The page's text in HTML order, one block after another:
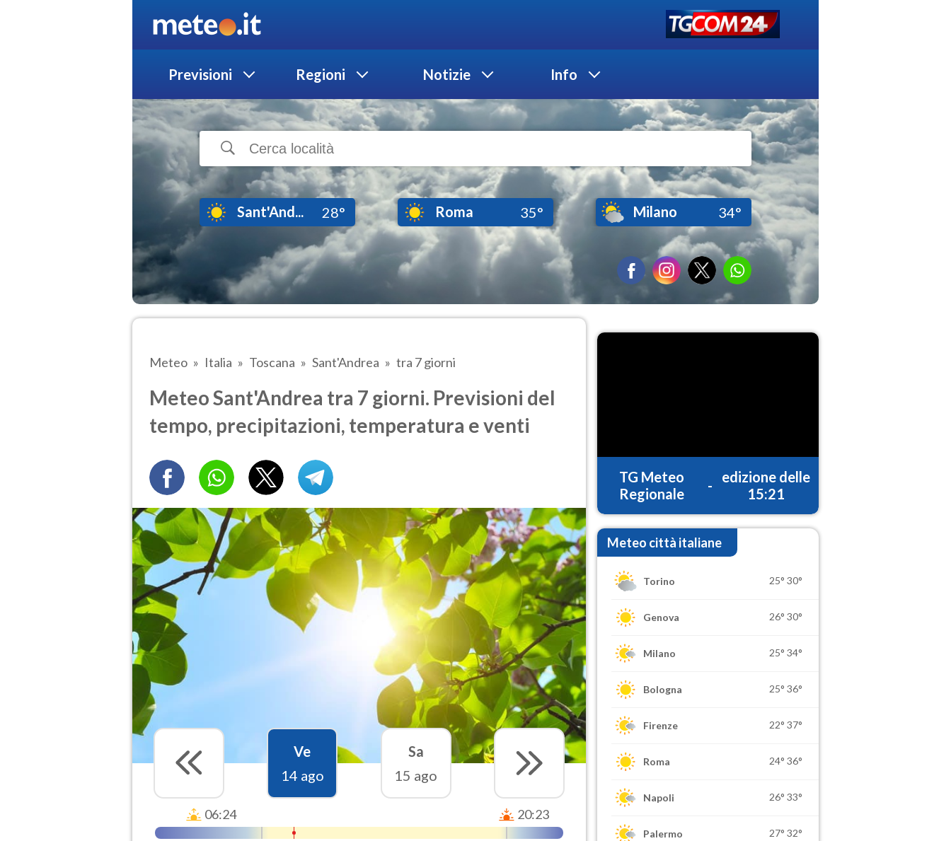
Previsioni Regioni Notizie Info
Sant'And... 28° Roma 35° Milano 34°
Meteo Italia Toscana Sant'Andrea tra 7 giorni
Meteo Sant'Andrea tra 7 giorni. Previsioni del
tempo, precipitazioni, temperatura e venti
Ve
14 ago
Sa
15 ago
06:24 20:23
TG Meteo
Regionale
-
edizione delle
15:21
Meteo città italiane
Torino 25° 30°
Genova 26° 30°
Milano 25° 34°
Bologna 25° 36°
Firenze 22° 37°
Roma 24° 36°
Napoli 26° 33°
Palermo 27° 32°